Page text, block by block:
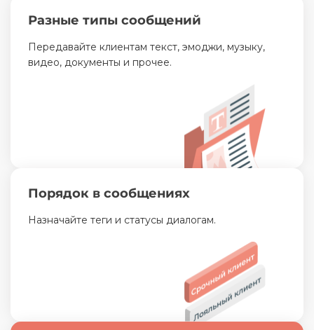
Разные типы сообщений
Передавайте клиентам текст, эмоджи, музыку,
видео, документы и прочее.
Порядок в сообщениях
Назначайте теги и статусы диалогам.